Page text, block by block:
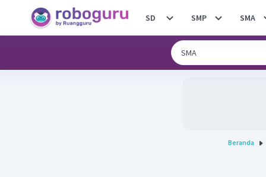
SD SMP SMA
Beranda